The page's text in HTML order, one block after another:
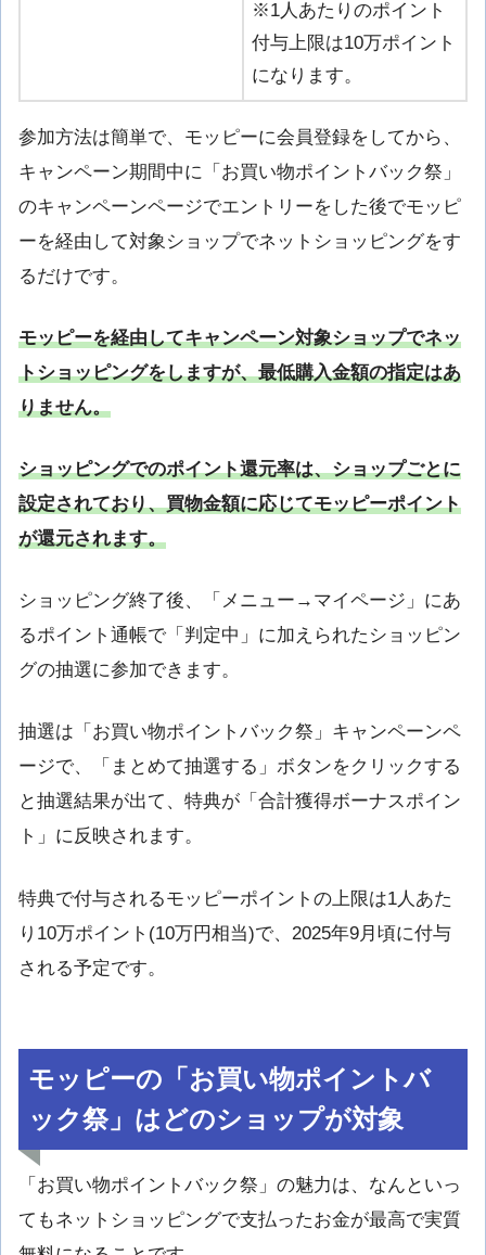
※1人あたりのポイント
付与上限は10万ポイント
になります。
参加方法は簡単で、モッピーに会員登録をしてから、
キャンペーン期間中に「お買い物ポイントバック祭」
のキャンペーンページでエントリーをした後でモッピ
ーを経由して対象ショップでネットショッピングをす
るだけです。
モッピーを経由してキャンペーン対象ショップでネッ
トショッピングをしますが、最低購入金額の指定はあ
りません。
ショッピングでのポイント還元率は、ショップごとに
設定されており、買物金額に応じてモッピーポイント
が還元されます。
ショッピング終了後、「メニュー→マイページ」にあ
るポイント通帳で「判定中」に加えられたショッピン
グの抽選に参加できます。
抽選は「お買い物ポイントバック祭」キャンペーンペ
ージで、「まとめて抽選する」ボタンをクリックする
と抽選結果が出て、特典が「合計獲得ボーナスポイン
ト」に反映されます。
特典で付与されるモッピーポイントの上限は1人あた
り10万ポイント(10万円相当)で、2025年9月頃に付与
される予定です。
モッピーの「お買い物ポイントバ
ック祭」はどのショップが対象
「お買い物ポイントバック祭」の魅力は、なんといっ
てもネットショッピングで支払ったお金が最高で実質